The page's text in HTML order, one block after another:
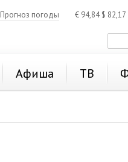
Прогноз погоды € 94,84$ 82,17
Афиша ТВ